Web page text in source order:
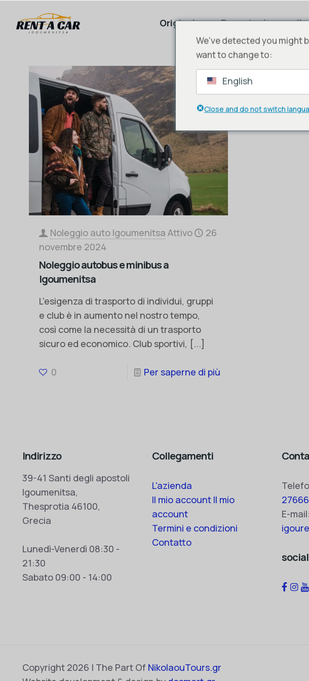
Originale Prenotazione
Noleggio auto Igoumenitsa Attivo
26
novembre 2024
Noleggio autobus e minibus a
Igoumenitsa
L'esigenza di trasporto di individui, gruppi
e club è in aumento nel nostro tempo,
così come la necessità di un trasporto
sicuro ed economico. Club sportivi, [...]
0 Per saperne di più
Indirizzo
39-41 Santi degli apostoli
Igoumenitsa,
Thesprotia 46100,
Grecia
Lunedì-Venerdì 08:30 -
21:30
Sabato 09:00 - 14:00
Collegamenti
L'azienda
Il mio account Il mio
account
Termini e condizioni
Contatto
27666
E-mail:
Copyright 2026 | The Part Of NikolaouTours.gr
We've detected you might
want to change to:
English
Close and do not switch